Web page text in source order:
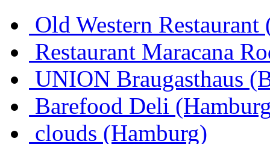
Old Western Restaurant
Restaurant Maracana
UNION Braugasthaus
Barefood Deli
clouds (Hamburg)